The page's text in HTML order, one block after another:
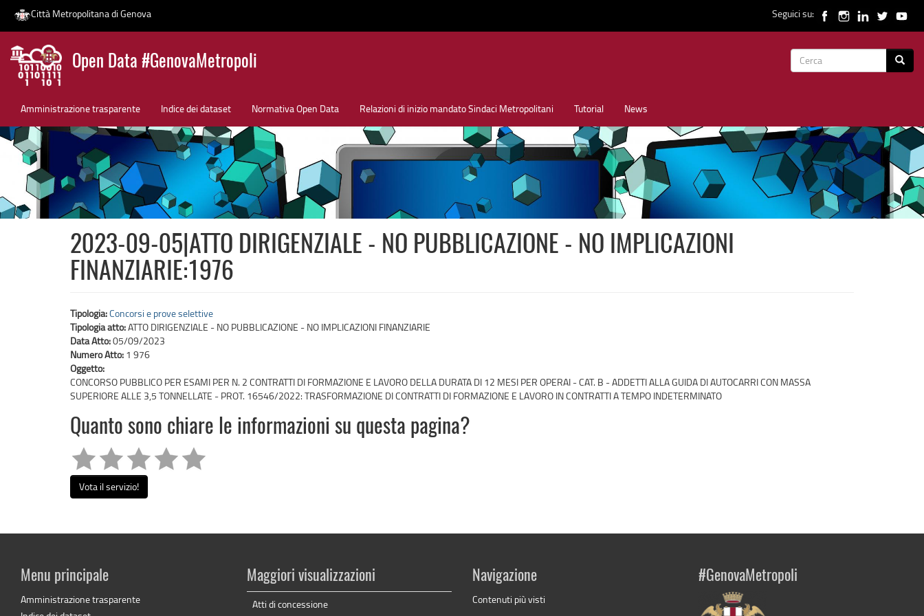
Salta
contenuto
Città Metropolitana di Genova Seguici su:
Open Data #GenovaMetropoli
Form
Amministrazione trasparente Indice dei dataset Normativa Open Data Relazioni di inizio mandato Sindaci Metropolitani Tutorial News
News
2023-09-05|ATTO DIRIGENZIALE - NO PUBBLICAZIONE - NO IMPLICAZIONI
FINANZIARIE:1976
Tipologia:Concorsi e prove selettive
Tipologia atto:ATTO DIRIGENZIALE - NO PUBBLICAZIONE - NO IMPLICAZIONI FINANZIARIE
Data Atto:05/09/2023
Numero Atto: 1 976
Oggetto:
CONCORSO PUBBLICO PER ESAMI PER N. 2 CONTRATTI DI FORMAZIONE E LAVORO DELLA DURATA DI 12 MESI PER OPERAI - CAT. B - ADDETTI ALLA GUIDA DI AUTOCARRI CON MASSA
SUPERIORE ALLE 3,5 TONNELLATE - PROT. 16546/2022: TRASFORMAZIONE DI CONTRATTI DI FORMAZIONE E LAVORO IN CONTRATTI A TEMPO INDETERMINATO
Quanto sono chiare le informazioni su questa pagina?
Vota il servizio!
Menu principale
Amministrazione trasparente
Maggiori visualizzazioni
Atti di concessione
Navigazione
Contenuti più visti
#GenovaMetropoli